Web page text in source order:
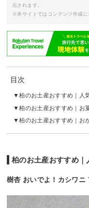
元されます。
※本サイトではコンテンツ作成に
目次
柏のお土産おすすめ｜人
柏のお土産おすすめ｜お
柏のお土産おすすめ｜お
柏のお土産おすすめ｜
樹杏 おいでよ！カシワニ